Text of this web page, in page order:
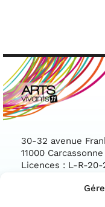
30-32 avenue
11000
Licences : L-R-